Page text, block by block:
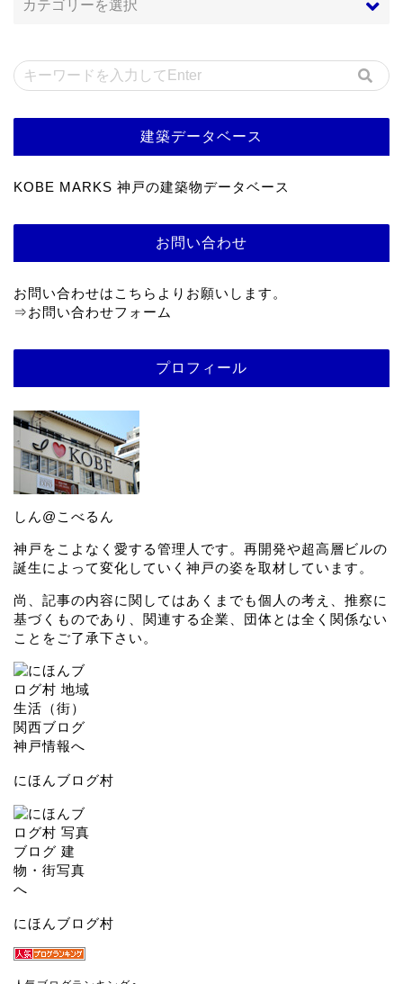
建築データベース
KOBE MARKS 神戸の建築物データベース
お問い合わせ
お問い合わせはこちらよりお願いします。
⇒お問い合わせフォーム
プロフィール
しん@こべるん
神戸をこよなく愛する管理人です。再開発や超高層ビルの
誕生によって変化していく神戸の姿を取材しています。
尚、記事の内容に関してはあくまでも個人の考え、推察に
基づくものであり、関連する企業、団体とは全く関係ない
ことをご了承下さい。
にほんブログ村
にほんブログ村